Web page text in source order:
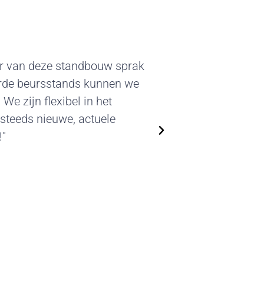
van deze standbouw sprak
beursstands kunnen we
zijn flexibel in het
nieuwe, actuele